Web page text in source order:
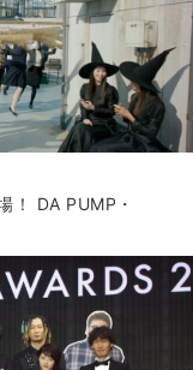
！ DA PUMP・